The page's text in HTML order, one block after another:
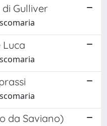
Gulliver
Luca
da Saviano)